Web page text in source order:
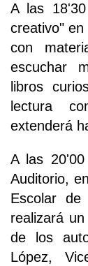
A las
creativo"
con
escuchar
libros
lectura
extenderá
A las
Auditorio,
Escolar de
realizará
de los
López,